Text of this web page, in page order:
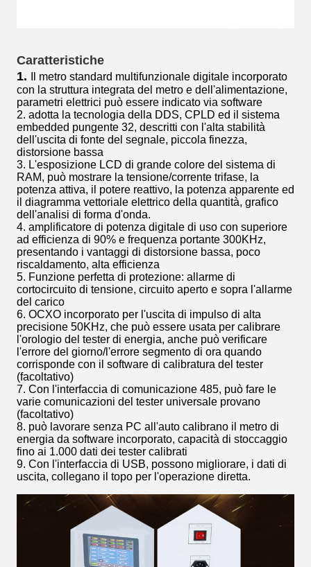
Caratteristiche
1.
Il metro standard multifunzionale digitale incorporato
con la struttura integrata del metro e dell'alimentazione,
parametri elettrici può essere indicato via software
2. adotta la tecnologia della DDS, CPLD ed il sistema
embedded pungente 32, descritti con l'alta stabilità
dell'uscita di fonte del segnale, piccola finezza,
distorsione bassa
3. L'esposizione LCD di grande colore del sistema di
RAM, può mostrare la tensione/corrente trifase, la
potenza attiva, il potere reattivo, la potenza apparente ed
il diagramma vettoriale elettrico della quantità, grafico
dell'analisi di forma d'onda.
4. amplificatore di potenza digitale di uso con superiore
ad efficienza di 90% e frequenza portante 300KHz,
presentando i vantaggi di distorsione bassa, poco
riscaldamento, alta efficienza
5. Funzione perfetta di protezione: allarme di
cortocircuito di tensione, circuito aperto e sopra l'allarme
del carico
6. OCXO incorporato per l'uscita di impulso di alta
precisione 50KHz, che può essere usata per calibrare
l'orologio del tester di energia, anche può verificare
l'errore del giorno/l'errore segmento di ora quando
corrisponde con il software di calibratura del tester
(facoltativo)
7. Con l'interfaccia di comunicazione 485, può fare le
varie comunicazioni del tester universale provano
(facoltativo)
8. può lavorare senza PC all'auto calibrano il metro di
energia da software incorporato, capacità di stoccaggio
fino ai 1.000 dati dei tester calibrati
9. Con l'interfaccia di USB, possono migliorare, i dati di
uscita, collegano il topo per l'operazione diretta.